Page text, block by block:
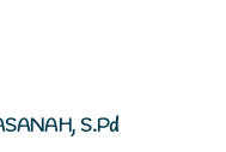
S.Pd